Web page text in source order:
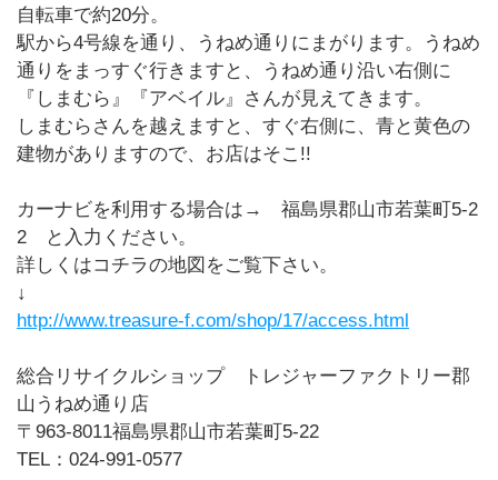
自転車で約20分。
駅から4号線を通り、うねめ通りにまがります。うねめ
通りをまっすぐ行きますと、うねめ通り沿い右側に
『しまむら』『アベイル』さんが見えてきます。
しまむらさんを越えますと、すぐ右側に、青と黄色の
建物がありますので、お店はそこ!!
カーナビを利用する場合は→ 福島県郡山市若葉町5-2
2 と入力ください。
詳しくはコチラの地図をご覧下さい。
↓
http://www.treasure-f.com/shop/17/access.html
総合リサイクルショップ トレジャーファクトリー郡
山うねめ通り店
〒963-8011福島県郡山市若葉町5-22
TEL：024-991-0577